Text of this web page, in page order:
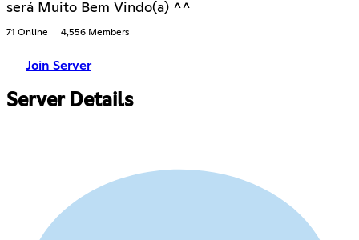
será Muito Bem Vindo(a) ^^
71 Online 4,556 Members
Join Server
Server Details